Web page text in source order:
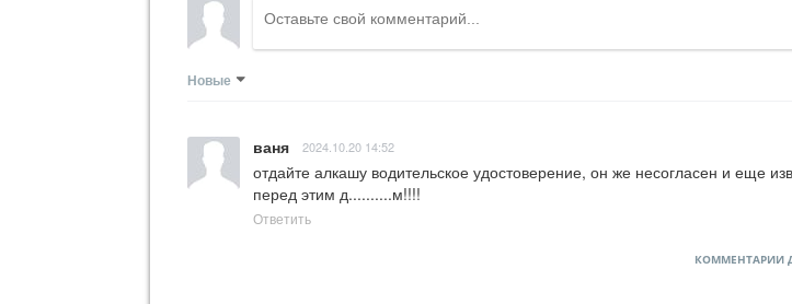
Новые
ваня 2024.10.20 14:52
отдайте алкашу водительское удостоверение, он же несогласен и еще
перед этим д..........м!!!!
Ответить
КОММЕНТАРИИ